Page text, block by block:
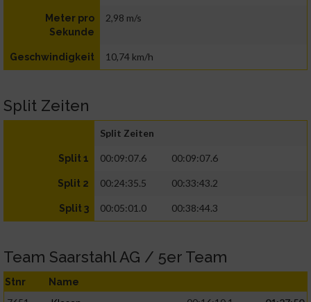
Meter pro
Sekunde
2,98 m/s
Geschwindigkeit 10,74 km/h
Split Zeiten
Split Zeiten
Split 1 00:09:07.6 00:09:07.6
Split 2 00:24:35.5 00:33:43.2
Split 3 00:05:01.0 00:38:44.3
Team Saarstahl AG / 5er Team
Stnr Name